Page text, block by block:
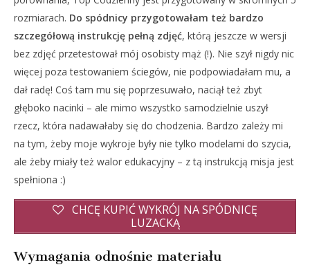
rozmiarach. Do spódnicy przygotowałam też bardzo
szczegółową instrukcję pełną zdjęć, którą jeszcze w wersji
bez zdjęć przetestował mój osobisty mąż (!). Nie szył nigdy nic
więcej poza testowaniem ściegów, nie podpowiadałam mu, a
dał radę! Coś tam mu się poprzesuwało, naciął też zbyt
głęboko nacinki – ale mimo wszystko samodzielnie uszył
rzecz, która nadawałaby się do chodzenia. Bardzo zależy mi
na tym, żeby moje wykroje były nie tylko modelami do szycia,
ale żeby miały też walor edukacyjny – z tą instrukcją misja jest
spełniona :)
CHCĘ KUPIĆ WYKRÓJ NA SPÓDNICĘ
LUZACKĄ
Wymagania odnośnie materiału